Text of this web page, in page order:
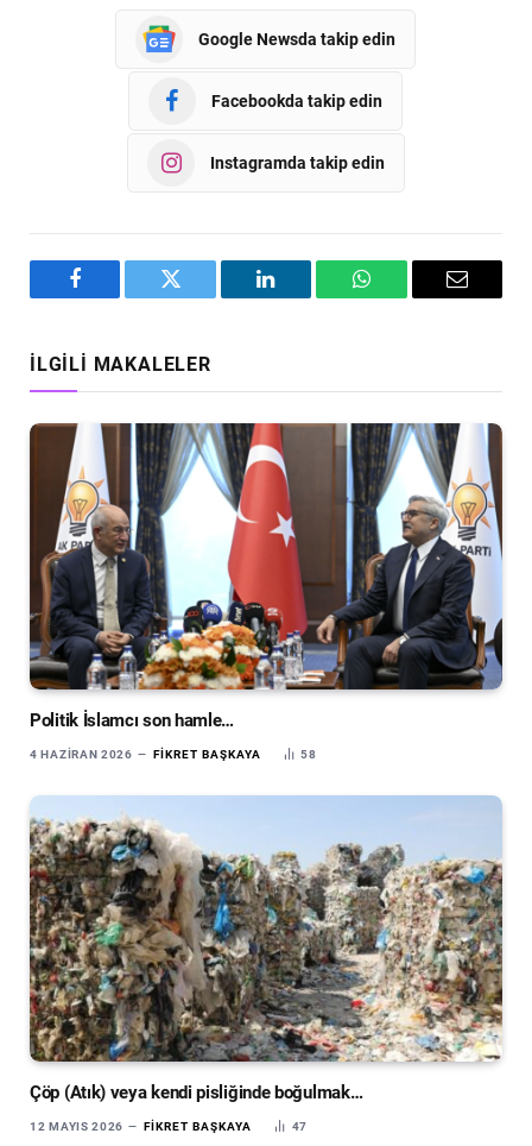
Google Newsda takip edin
Facebookda takip edin
Instagramda takip edin
Facebook Twitter LinkedIn WhatsAppEmail
İLGILI MAKALELER
Politik İslamcı son hamle…
4 HAZIRAN 2026 FIKRET BAŞKAYA 58
Çöp (Atık) veya kendi pisliğinde boğulmak…
12 MAYIS 2026 FIKRET BAŞKAYA 47